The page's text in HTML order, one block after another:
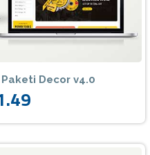
Decor v4.0